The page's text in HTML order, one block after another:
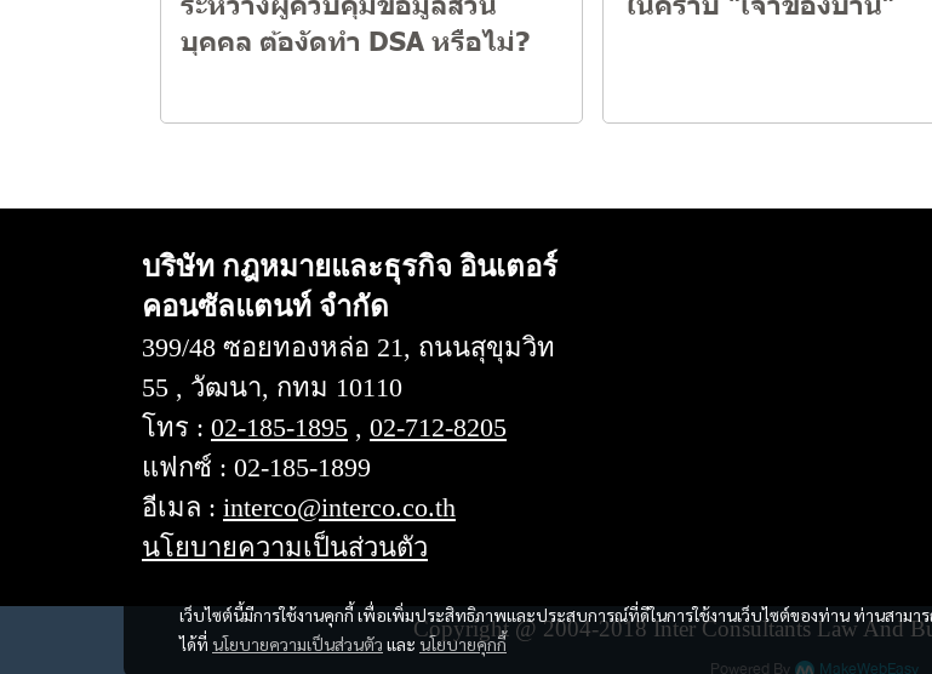
บุคคล ต้องัดทำ DSA หรือไม่?
เว็บไซต์นี้มีการใช้งานคุกกี้ เพื่อเพิ่มประสิทธิภาพและประสบการณ์ที่ดีในการใช้งานเว็บไซต์ของท่าน ท่านสามาร
ได้ที่ นโยบายความเป็นส่วนตัว และนโยบายคุกกี้
บริษัท กฎหมายและธุรกิจ อินเตอร์
คอนซัลแตนท์ จำกัด
399/48 ซอยทองหล่อ 21, ถนนสุขุมวิท
55 , วัฒนา, กทม 10110
โทร : 02-185-1895 , 02-712-8205
แฟกซ์ : 02-185-1899
อีเมล : interco@interco.co.th
นโยบายความเป็นส่วนตัว
Copyright @ 2004-2018 Inter Consultants Law And